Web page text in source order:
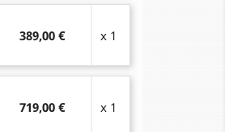
389,00 € x 1
719,00 € x 1